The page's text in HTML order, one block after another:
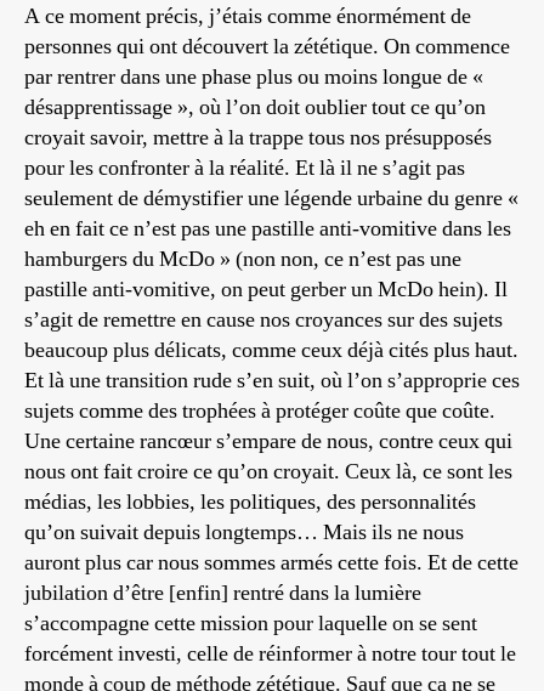
A ce moment précis, j’étais comme énormément de
personnes qui ont découvert la zététique. On commence
par rentrer dans une phase plus ou moins longue de «
désapprentissage », où l’on doit oublier tout ce qu’on
croyait savoir, mettre à la trappe tous nos présupposés
pour les confronter à la réalité. Et là il ne s’agit pas
seulement de démystifier une légende urbaine du genre «
eh en fait ce n’est pas une pastille anti-vomitive dans les
hamburgers du McDo » (non non, ce n’est pas une
pastille anti-vomitive, on peut gerber un McDo hein). Il
s’agit de remettre en cause nos croyances sur des sujets
beaucoup plus délicats, comme ceux déjà cités plus haut.
Et là une transition rude s’en suit, où l’on s’approprie ces
sujets comme des trophées à protéger coûte que coûte.
Une certaine rancœur s’empare de nous, contre ceux qui
nous ont fait croire ce qu’on croyait. Ceux là, ce sont les
médias, les lobbies, les politiques, des personnalités
qu’on suivait depuis longtemps… Mais ils ne nous
auront plus car nous sommes armés cette fois. Et de cette
jubilation d’être [enfin] rentré dans la lumière
s’accompagne cette mission pour laquelle on se sent
forcément investi, celle de réinformer à notre tour tout le
monde à coup de méthode zététique. Sauf que ça ne se